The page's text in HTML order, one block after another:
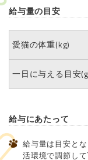
給与量の目安
愛猫の体重(kg)
一日に与える目安
給与にあたって
給与量は目安と
活環境で調節して